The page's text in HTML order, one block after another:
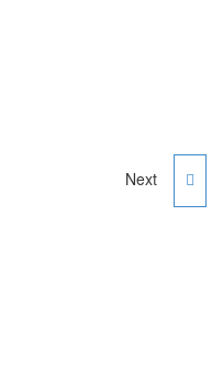
SCOTT SCALE TG M
Next